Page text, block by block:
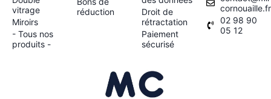
vitrage
Miroirs
- Tous nos
produits -
réduction
Droit de
rétractation
Paiement
sécurisé
cornouaille.fr
02 98 90
05 12